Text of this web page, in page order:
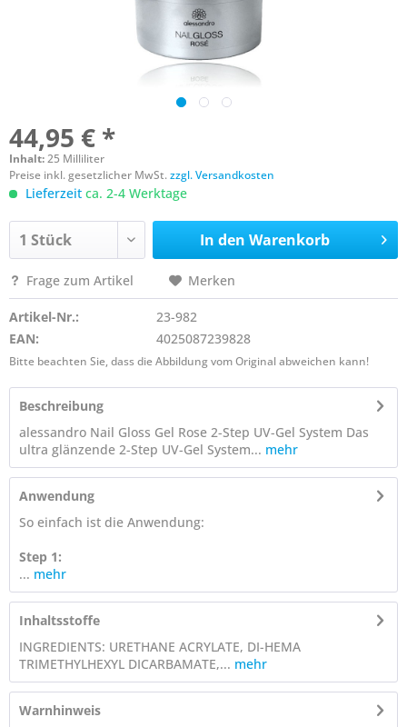
44,95 € *
Inhalt:25 Milliliter
Preise inkl. gesetzlicher MwSt.zzgl. Versandkosten
Lieferzeit ca. 2-4 Werktage
In den Warenkorb
Frage zum Artikel Merken
Artikel-Nr.:
23-982
EAN:
4025087239828
Bitte beachten Sie, dass die Abbildung vom Original abweichen kann!
Beschreibung
alessandro Nail Gloss Gel Rose 2-Step UV-Gel System Das
ultra glänzende 2-Step UV-Gel System... mehr
Anwendung
So einfach ist die Anwendung:
Step 1:
... mehr
Inhaltsstoffe
INGREDIENTS: URETHANE ACRYLATE, DI-HEMA
TRIMETHYLHEXYL DICARBAMATE,... mehr
Warnhinweis